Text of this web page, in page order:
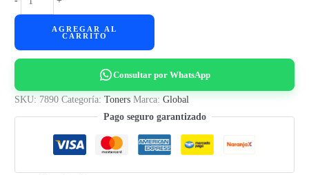
Toner
-
HL-
AGREGAR AL
CARRITO
Consultar por WhatsApp
SKU:7890 Categoría:Toners Marca:Global
Pago seguro garantizado